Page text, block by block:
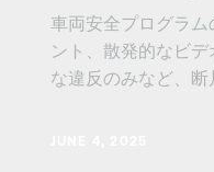
車両安全プログラ
ント、散発的なビ
な違反のみなど、断